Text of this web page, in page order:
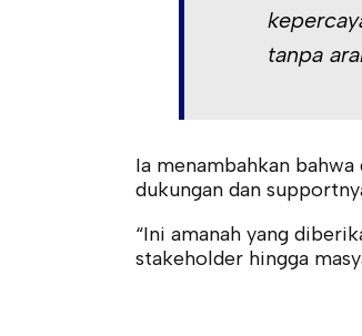
tanpa
Ia menambahkan
dukungan dan
“Ini amanah yang
stakeholder hingga